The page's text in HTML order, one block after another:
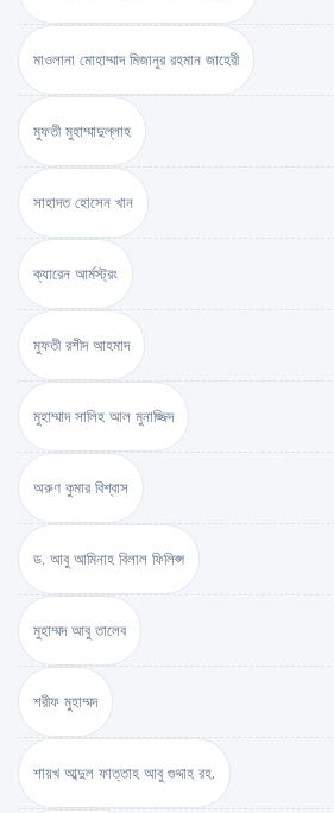
মাওলানা মোহাম্মাদ মিজানুর রহমান জাহেরী
মুফতী মুহাম্মাদুল্লাহ
সাহাদত হোসেন খান
ক্যারেন আর্মস্ট্রং
মুফতী রশীদ আহমাদ
মুহাম্মাদ সালিহ আল মুনাজ্জিদ
অরুণ কুমার বিশ্বাস
ড. আবু আমিনাহ বিলাল ফিলিপ্স
মুহাম্মদ আবু তালেব
শরীফ মুহাম্মদ
শায়খ আব্দুল ফাত্তাহ আবু গুদ্দাহ রহ.